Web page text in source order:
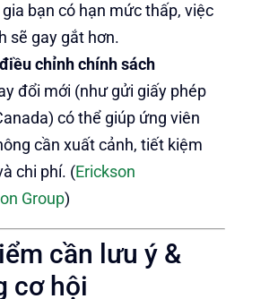
bạn có hạn mức thấp, việc
sẽ gay gắt hơn.
chỉnh chính sách
đổi mới (như gửi giấy phép
có thể giúp ứng viên
cần xuất cảnh, tiết kiệm
chi phí. (Erickson
Group)
cần lưu ý &
cơ hội